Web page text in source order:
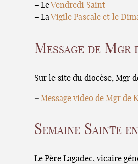
– LeVendredi Saint
– LaVigile Pascale et le
Message de Mgr
Sur le site du diocèse, Mgr
– Message video de Mgr de
Semaine Sainte
Le Père Lagadec, vicaire